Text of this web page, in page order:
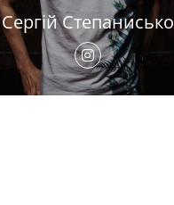
Сергій Степанисько